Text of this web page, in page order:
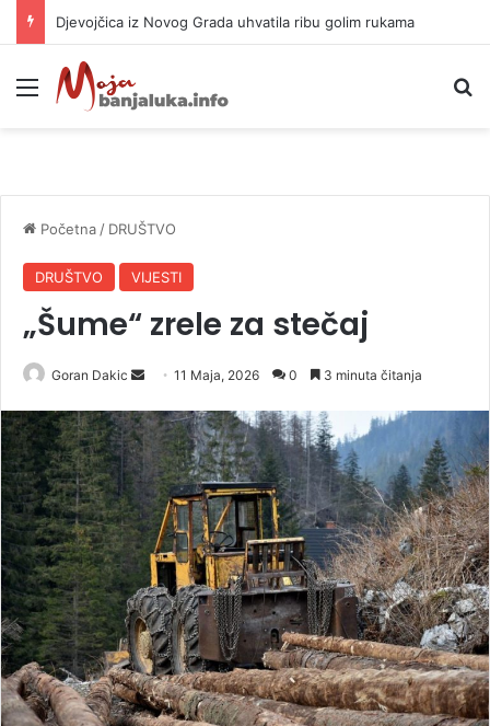
Djevojčica iz Novog Grada uhvatila ribu golim rukama
Meni
Početna / DRUŠTVO
DRUŠTVO VIJESTI
„Šume“ zrele za stečaj
Goran Dakic
n
d
a
n
e
m
a
i
l
11 Maja, 2026 0 3 minuta čitanja